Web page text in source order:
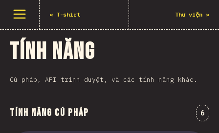
Mở menu « T-shirt Thư viện »
Tính năng
Cú pháp, API trình duyệt, và các tính năng khác.
Tính năng cú pháp 6